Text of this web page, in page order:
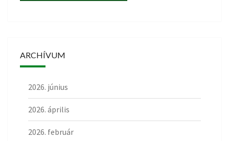
ARCHÍVUM
2026. június
2026. április
2026. február